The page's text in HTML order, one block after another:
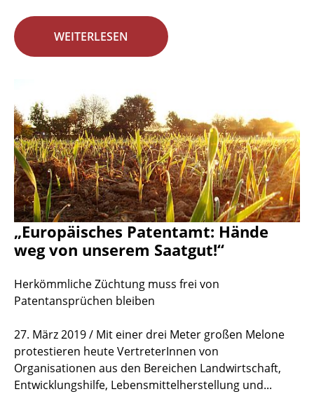
WEITERLESEN
„Europäisches Patentamt: Hände
weg von unserem Saatgut!“
Herkömmliche Züchtung muss frei von
Patentansprüchen bleiben
27. März 2019 / Mit einer drei Meter großen Melone
protestieren heute VertreterInnen von
Organisationen aus den Bereichen Landwirtschaft,
Entwicklungshilfe, Lebensmittelherstellung und...